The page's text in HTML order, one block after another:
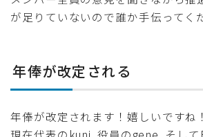
が足りていないので誰か手伝ってく
年俸が改定される
年俸が改定されます！嬉しいですね！